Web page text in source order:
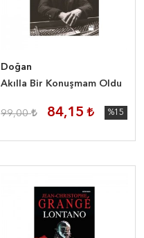
Doğan
Akılla Bir Konuşmam Oldu
99,00 84,15 %15